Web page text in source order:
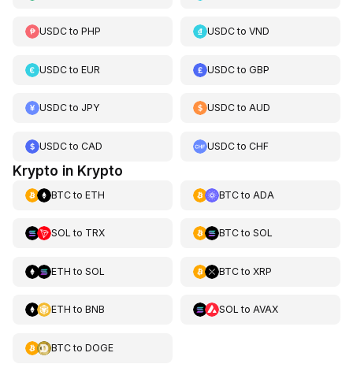
USDCto PHP USDCtoVND
USDCto EUR USDCtoGBP
USDCto JPY USDCtoAUD
USDCto CAD USDCtoCHF
Krypto in Krypto
BTCto ETH BTCto ADA
SOL to TRX BTCto SOL
ETH to SOL BTCto XRP
ETH to BNB SOL to AVAX
BTCto DOGE